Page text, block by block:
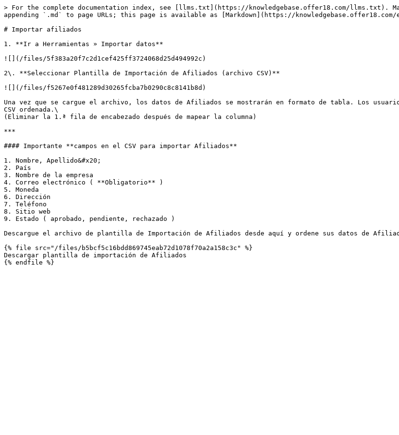
> For the complete documentation index, see [llms.txt](https://knowledgebase.offer18.com/llms.txt).
appending `.md` to page URLs; this page is available as [Markdown](https://
# Importar afiliados
1. **Ir a Herramientas » Importar datos**
![](/files/5f383a20f7c2d1cef425ff3724068d25d494992c)
2\. **Seleccionar Plantilla de Importación de Afiliados (archivo CSV)**
![](/files/f5267e0f481289d30265fcba7b0290c8c8141b8d)
Una vez que se cargue el archivo, los datos de Afiliados se mostrarán en formato de tabla. Los
CSV ordenada.\
(Eliminar la 1.ª fila de encabezado después de mapear la columna)
***
#### Importante **campos en el CSV para importar Afiliados**
1. Nombre, Apellido&#x20;
2. País
3. Nombre de la empresa
4. Correo electrónico ( **Obligatorio** )
5. Moneda
6. Dirección
7. Teléfono
8. Sitio web
9. Estado ( aprobado, pendiente, rechazado )
Descargue el archivo de plantilla de Importación de Afiliados desde aquí y ordene sus datos de
{% file src="/files/b5bcf5c16bdd869745eab72d1078f70a2a158c3c" %}
Descargar plantilla de importación de Afiliados